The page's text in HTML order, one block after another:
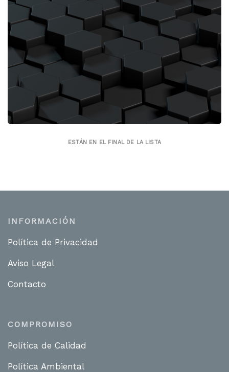
PRESUPUESTO:646.094,76
PROYECTO:Restaurante Taco Bell Sambil
PROMOTOR:Restabell Franquicias SL
ESTÁN EN EL FINAL DE LA LISTA
INFORMACIÓN
Política de Privacidad
Aviso Legal
Contacto
COMPROMISO
Política de Calidad
Política Ambiental